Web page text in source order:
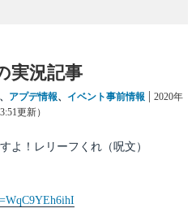
実況記事
、 アプデ情報、 イベント事前情報
投
2020年
更新）
よ！レリーフくれ（呪文）